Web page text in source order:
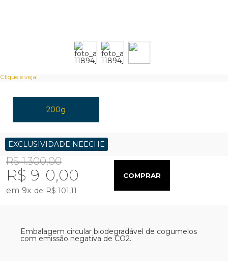
Clique e veja!
200g
EXCLUSIVIDADE NEECHE
R$ 1.300,00
R$ 910,00
9x R$ 101,11
COMPRAR
Embalagem circular biodegradável de cogumelos
com emissão negativa de CO2.